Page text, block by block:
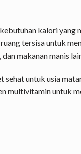
kalori yang
tersisa untuk
makanan manis
sehat untuk usia
multivitamin untuk